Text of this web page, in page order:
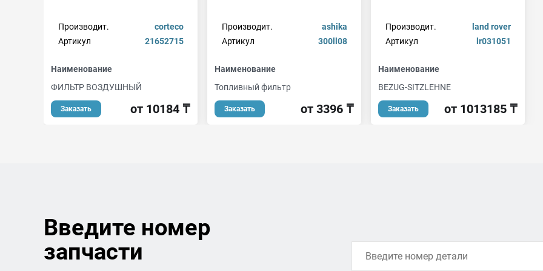
Производит.
corteco
Артикул
21652715
Наименование
ФИЛЬТР ВОЗДУШНЫЙ
Заказать от 10184 ₸
Производит.
ashika
Артикул
300ll08
Наименование
Топливный фильтр
Заказать от 3396 ₸
Производит.
land rover
Артикул
lr031051
Наименование
BEZUG-SITZLEHNE
Заказать от 1013185 ₸
Введите номер
запчасти